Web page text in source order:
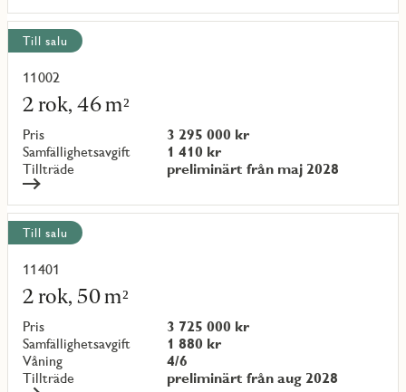
Till salu
11002
2 rok, 46 m²
Pris
3 295 000 kr
Samfällighetsavgift
1 410 kr
Tillträde
preliminärt från maj 2028
Läs
mer
om
objekt
{objectNumber}
Till salu
11401
2 rok, 50 m²
Pris
3 725 000 kr
Samfällighetsavgift
1 880 kr
Våning
4/6
Tillträde
preliminärt från aug 2028
Läs
mer
om
objekt
{objectNumber}